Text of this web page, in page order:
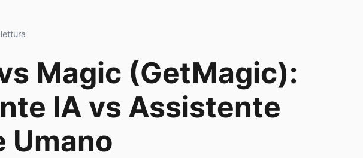
Magic (GetMagic):
IA vs Assistente
Umano